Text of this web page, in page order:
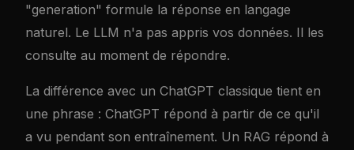
"generation" formule la réponse en langage
naturel. Le LLM n'a pas appris vos données. Il les
consulte au moment de répondre.
La différence avec un ChatGPT classique tient en
une phrase : ChatGPT répond à partir de ce qu'il
a vu pendant son entraînement. Un RAG répond à